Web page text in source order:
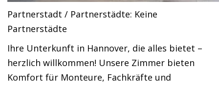
Partnerstadt / Partnerstädte: Keine
Partnerstädte
Ihre Unterkunft in Hannover, die alles bietet –
herzlich willkommen! Unsere Zimmer bieten
Komfort für Monteure, Fachkräfte und